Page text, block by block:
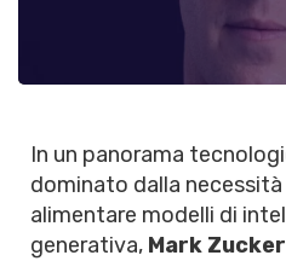
In un panorama
dominato dalla
alimentare modelli di
generativa, Mark